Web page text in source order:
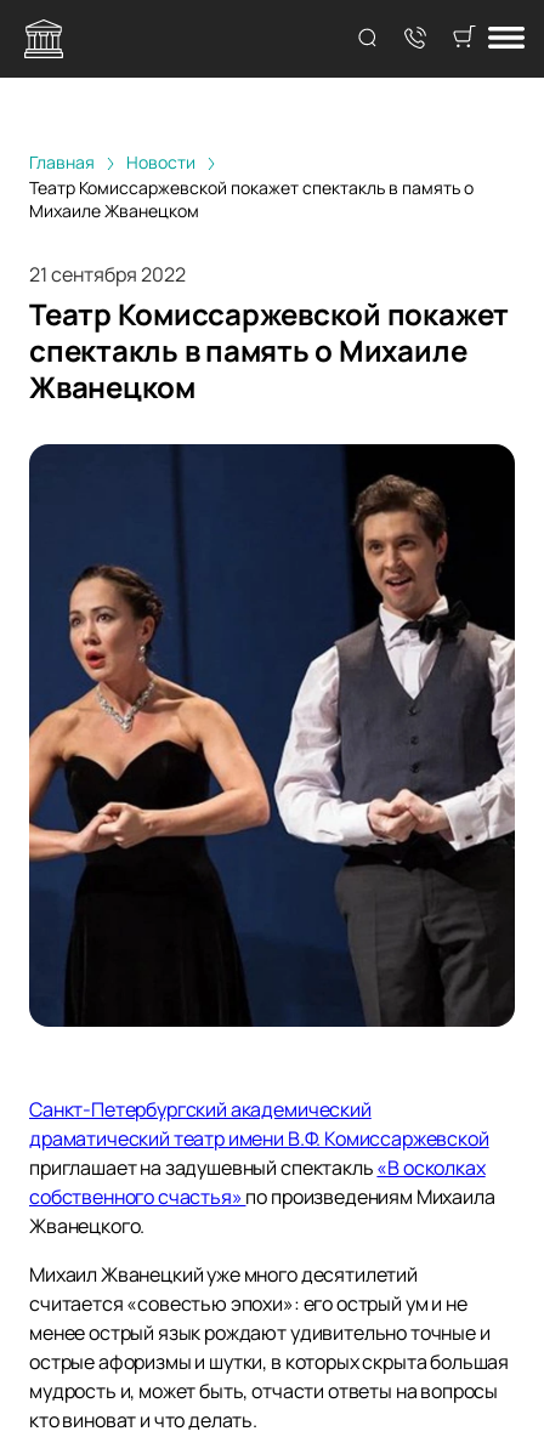
Главная
Новости
Театр Комиссаржевской покажет спектакль в память о
Михаиле Жванецком
21 сентября 2022
Театр Комиссаржевской покажет
спектакль в память о Михаиле
Жванецком
Санкт-Петербургский академический
драматический театр имени В.Ф. Комиссаржевской
приглашает на задушевный спектакль«В осколках
собственного счастья»по произведениям Михаила
Жванецкого.
Михаил Жванецкий уже много десятилетий
считается «совестью эпохи»: его острый ум и не
менее острый язык рождают удивительно точные и
острые афоризмы и шутки, в которых скрыта большая
мудрость и, может быть, отчасти ответы на вопросы
кто виноват и что делать.